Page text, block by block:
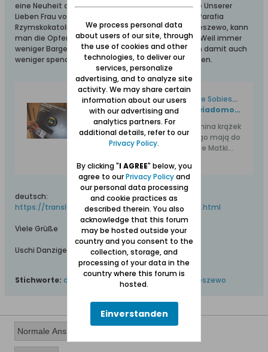
eine Neuheit auf der Bohnsacker Insel: In der Kirche Unserer
Lieben Frau von Saletina(-Missionaren), polnisch: Parafia
Rzymskokatolicka Matki Bozej Saletynskiej, in Sobieszewo, kann
man die Opfergaben mit dem Datkomat tätigen. Weil immer
weniger Bargeld verwendet wird und die Menschen damit auch
weniger spenden, ist man auf diese Idee gekommen.
Datkomat w kościele na Wyspie Sobieszewskiej
https://www.trojmiasto.pl/wiadomosci/Datkomat-w-kosciele-w-Sobieszewie-n146876.html
Kształtem i wielkością przypomina krążek
hokejowy, a korzystający z niego mają do
wyboru cztery kwoty. W kościele Matki
deutsch:
https://translate.google.com/transla...e-n146876.html
Viele Grüße
Uschi Danziger
Stichworte: datkomat saletina missionare sobieszewo
We process personal data
about users of our site, through
the use of cookies and other
technologies, to deliver our
services, personalize
advertising, and to analyze site
activity. We may share certain
information about our users
with our advertising and
analytics partners. For
additional details, refer to our
Privacy Policy.
By clicking "I AGREE" below, you
agree to ourPrivacy Policyand
our personal data processing
and cookie practices as
described therein. You also
acknowledge that this forum
may be hosted outside your
country and you consent to the
collection, storage, and
processing of your data in the
country where this forum is
hosted.
Einverstanden